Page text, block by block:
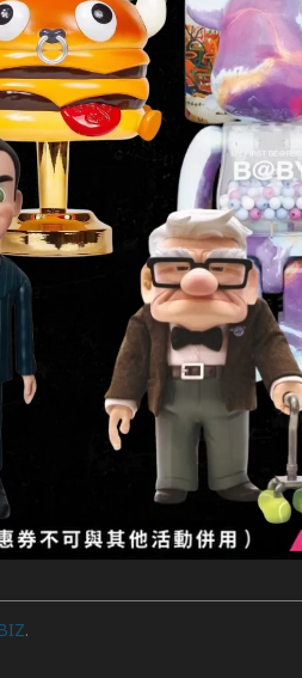
大學東路136號
區德惠街16之8號1樓
.